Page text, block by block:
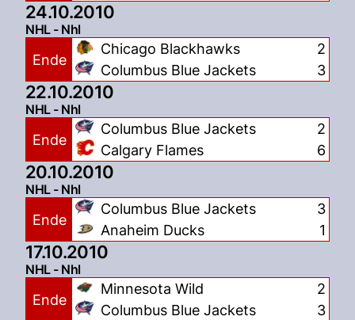
24.10.2010
NHL - Nhl
Ende
Chicago Blackhawks
Columbus Blue Jackets
2
3
22.10.2010
NHL - Nhl
Ende
Columbus Blue Jackets
Calgary Flames
2
6
20.10.2010
NHL - Nhl
Ende
Columbus Blue Jackets
Anaheim Ducks
3
1
17.10.2010
NHL - Nhl
Ende
Minnesota Wild
Columbus Blue Jackets
2
3